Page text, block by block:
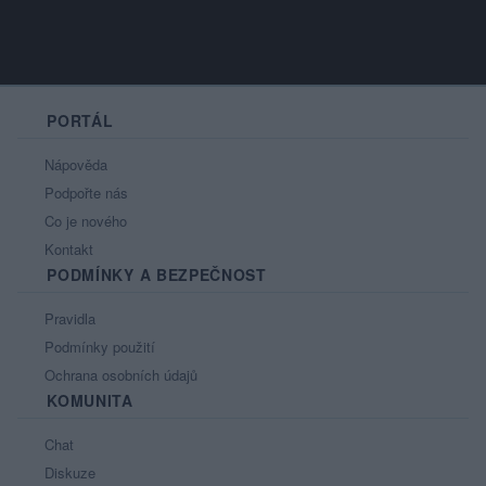
PORTÁL
Nápověda
Podpořte nás
Co je nového
Kontakt
PODMÍNKY A BEZPEČNOST
Pravidla
Podmínky použití
Ochrana osobních údajů
KOMUNITA
Chat
Diskuze